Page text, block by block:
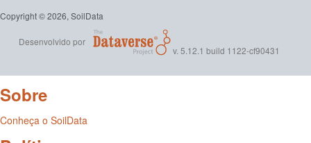
Copyright © 2026, SoilData
Desenvolvido por
v. 5.12.1 build 1122-cf90431
Sobre
Conheça o SoilData